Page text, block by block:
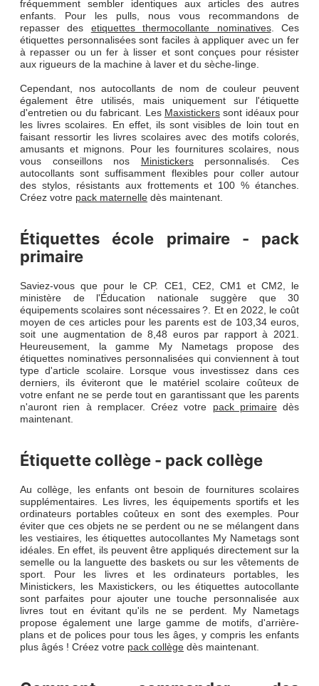
fréquemment sembler identiques aux articles des autres
enfants. Pour les pulls, nous vous recommandons de
repasser des etiquettes thermocollante nominatives. Ces
étiquettes personnalisées sont faciles à appliquer avec un fer
à repasser ou un fer à lisser et sont conçues pour résister
aux rigueurs de la machine à laver et du sèche-linge.
Cependant, nos autocollants de nom de couleur peuvent
également être utilisés, mais uniquement sur l'étiquette
d'entretien ou du fabricant. Les Maxistickerssont idéaux pour
les livres scolaires. En effet, ils sont visibles de loin tout en
faisant ressortir les livres scolaires avec des motifs colorés,
amusants et mignons. Pour les fournitures scolaires, nous
vous conseillons nos Ministickerspersonnalisés. Ces
autocollants sont suffisamment flexibles pour coller autour
des stylos, résistants aux frottements et 100 % étanches.
Créez votre pack maternelle dès maintenant.
Étiquettes école primaire - pack
primaire
Saviez-vous que pour le CP. CE1, CE2, CM1 et CM2, le
ministère de l'Éducation nationale suggère que 30
équipements scolaires sont nécessaires ?. Et en 2022, le coût
moyen de ces articles pour les parents est de 103,34 euros,
soit une augmentation de 8,48 euros par rapport à 2021.
Heureusement, la gamme My Nametags propose des
étiquettes nominatives personnalisées qui conviennent à tout
type d'article scolaire. Lorsque vous investissez dans ces
derniers, ils éviteront que le matériel scolaire coûteux de
votre enfant ne se perde tout en garantissant que les parents
n'auront rien à remplacer. Créez votre pack primairedès
maintenant.
Étiquette collège - pack collège
Au collège, les enfants ont besoin de fournitures scolaires
supplémentaires. Les livres, les équipements sportifs et les
ordinateurs portables coûteux en sont des exemples. Pour
éviter que ces objets ne se perdent ou ne se mélangent dans
les vestiaires, les étiquettes autocollantes My Nametags sont
idéales. En effet, ils peuvent être appliqués directement sur la
semelle ou la languette des baskets ou sur les vêtements de
sport. Pour les livres et les ordinateurs portables, les
Ministickers, les Maxistickers, ou les étiquettes autocollante
sont parfaites pour ajouter une touche personnalisée aux
livres tout en évitant qu'ils ne se perdent. My Nametags
propose également une large gamme de motifs, d'arrière-
plans et de polices pour tous les âges, y compris les enfants
plus âgés ! Créez votre pack collège dès maintenant.